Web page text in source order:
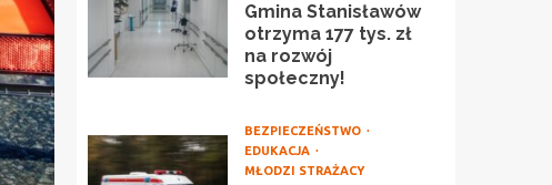
Gmina Stanisławów
otrzyma 177 tys. zł
na rozwój
społeczny!
BEZPIECZEŃSTWO
EDUKACJA
MŁODZI STRAŻACY